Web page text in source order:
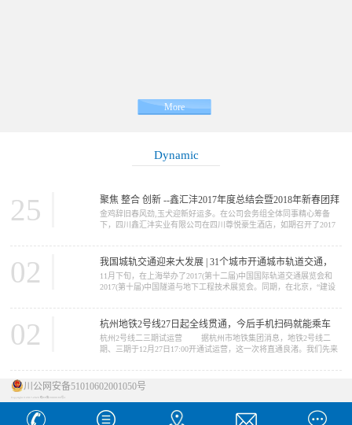
More
Dynamic
聚焦 整合 创新 --鑫汇沣2017年度总结会暨2018年新春团拜
会
25
金鸡辞旧春风劲,玉犬迎新好运多。在公司会务组全体同事精心筹备
下，四川鑫汇沣实业有限公司在四川尊悦豪生酒店，如期召开了2017
到合影留念。 下午1点半，公司董事长赵丕强携公司全体高管出
席了总结会，来自西北、西南、华东、华南、三北区域事业部，以及
集团职能部门的全体员工150余人参加了此...
我国城轨交通迎来大发展 | 31个城市开通城市轨道交通，
总里程近4000公里
02
11月下旬，在上海举办了2017(第十二届)中国国际轨道交通展览会和
2017(第十届)中国隧道与地下工程技术展览会。同期，在北京，“建设
会和论坛，都发出一个信号：我国城市轨道交通的发展，正进入一个
发展极为迅速的时期。【城轨大发展】 在座谈会上，中国城市轨
道...
杭州地铁2号线27日起全线贯通，今后手机扫码就能乘车
02
杭州2号线二三期试运营 据杭州市地铁集团消息，地铁2号线二
期、三期于12月27日17:00开通试运营，这一次将直通良渚。我们先来
三射”中的主轴，全线起...
川公网安备51010602001050号
Copyright © 2017-2020 蜀ICP备18009189号-1